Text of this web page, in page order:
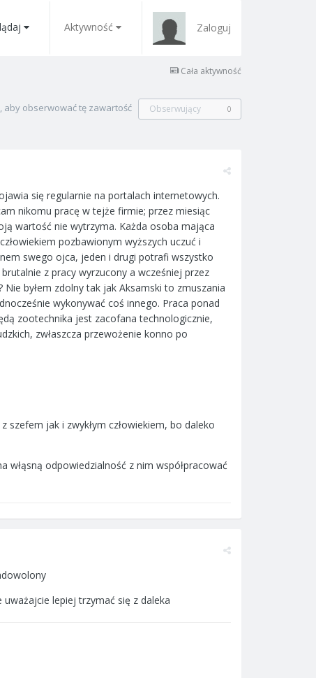
Aktywność Zaloguj
Cała aktywność
aby obserwować tę zawartość Obserwujący 0
się regularnie na portalach internetowych.
nikomu pracę w tejże firmie; przez miesiąc
wartość nie wytrzyma. Każda osoba mająca
pozbawionym wyższych uczuć i
swego ojca, jeden i drugi potrafi wszystko
z pracy wyrzucony a wcześniej przez
byłem zdolny tak jak Aksamski to zmuszania
wykonywać coś innego. Praca ponad
zootechnika jest zacofana technologicznie,
zwłaszcza przewożenie konno po
szefem jak i zwykłym człowiekiem, bo daleko
włąsną odpowiedzialność z nim współpracować
lepiej trzymać się z daleka